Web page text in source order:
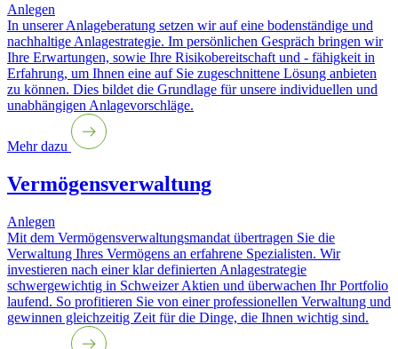
Anlegen
In unserer Anlageberatung setzen wir auf eine bodenständige und
nachhaltige Anlagestrategie. Im persönlichen Gespräch bringen wir
Ihre Erwartungen, sowie Ihre Risikobereitschaft und - fähigkeit in
Erfahrung, um Ihnen eine auf Sie zugeschnittene Lösung anbieten
zu können. Dies bildet die Grundlage für unsere individuellen und
unabhängigen Anlagevorschläge.
Mehr dazu
Vermögensverwaltung
Anlegen
Mit dem Vermögensverwaltungsmandat übertragen Sie die
Verwaltung Ihres Vermögens an erfahrene Spezialisten. Wir
investieren nach einer klar definierten Anlagestrategie
schwergewichtig in Schweizer Aktien und überwachen Ihr Portfolio
laufend. So profitieren Sie von einer professionellen Verwaltung und
gewinnen gleichzeitig Zeit für die Dinge, die Ihnen wichtig sind.